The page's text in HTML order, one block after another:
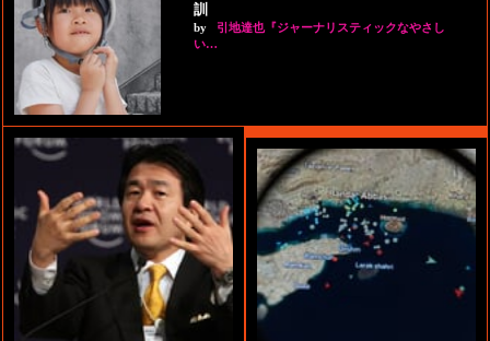
訓
by
引地達也『ジャーナリスティックなやさし
い…